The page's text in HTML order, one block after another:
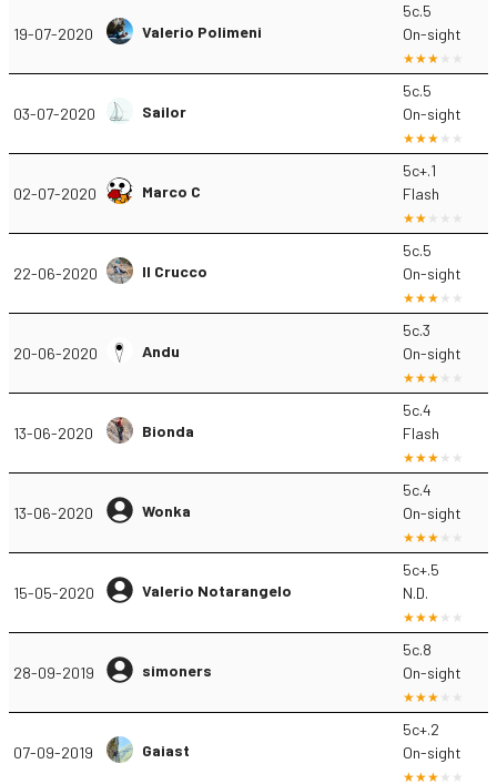
19-07-2020 Valerio Polimeni
5c.5
On-sight
03-07-2020 Sailor
5c.5
On-sight
02-07-2020 Marco C
5c+.1
Flash
22-06-2020 Il Crucco
5c.5
On-sight
20-06-2020 Andu
5c.3
On-sight
13-06-2020 Bionda
5c.4
Flash
13-06-2020 Wonka
5c.4
On-sight
15-05-2020 Valerio Notarangelo
5c+.5
N.D.
28-09-2019 simoners
5c.8
On-sight
07-09-2019 Gaiast
5c+.2
On-sight